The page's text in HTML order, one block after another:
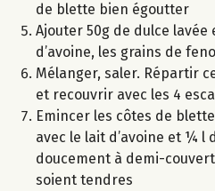
de blette bien égoutter
Ajouter 50g de dulce lavée
d’avoine, les grains de
Mélanger, saler. Répartir
et recouvrir avec les 4
Emincer les côtes de
avec le lait d’avoine et ¼ l
doucement à demi-
soient tendres